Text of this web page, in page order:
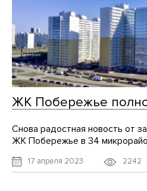
ЖК Побережье
Снова радостная новость от
ЖК Побережье в 34
17 апреля 2023 2242